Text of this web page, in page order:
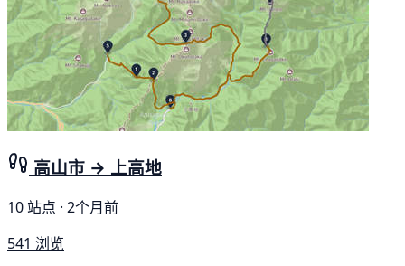
高山市 → 上高地
10 站点 · 2个月前
541 浏览